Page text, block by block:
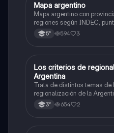
Geografía
Mapa argentino
Mapa argentino con
regiones según INDEC,
limitrofes
5° 594 3
Geografía
Los criterios de
Argentina
Trata de distintos temas de
regionalización de la
3° 654 2